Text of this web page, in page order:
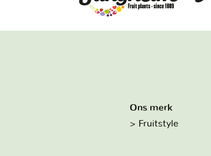
Ons merk
Fruitstyle